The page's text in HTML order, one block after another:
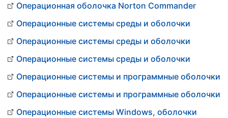
Операционная оболочка Norton Commander
Операционные системы среды и оболочки
Операционные системы среды и оболочки
Операционные системы среды и оболочки
Операционные системы и программные оболочки
Операционные системы и программные оболочки
Операционные системы Windows, оболочки